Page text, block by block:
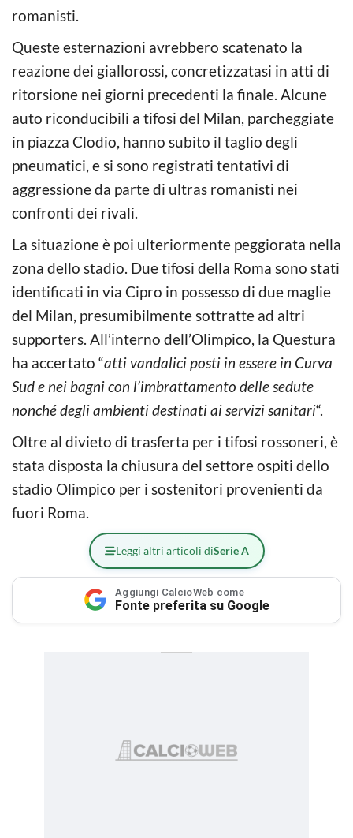
romanisti.
Queste esternazioni avrebbero scatenato la
reazione dei giallorossi, concretizzatasi in atti di
ritorsione nei giorni precedenti la finale. Alcune
auto riconducibili a tifosi del Milan, parcheggiate
in piazza Clodio, hanno subito il taglio degli
pneumatici, e si sono registrati tentativi di
aggressione da parte di ultras romanisti nei
confronti dei rivali.
La situazione è poi ulteriormente peggiorata nella
zona dello stadio. Due tifosi della Roma sono stati
identificati in via Cipro in possesso di due maglie
del Milan, presumibilmente sottratte ad altri
supporters. All’interno dell’Olimpico, la Questura
ha accertato “atti vandalici posti in essere in Curva
Sud e nei bagni con l’imbrattamento delle sedute
nonché degli ambienti destinati ai servizi sanitari“.
Oltre al divieto di trasferta per i tifosi rossoneri, è
stata disposta la chiusura del settore ospiti dello
stadio Olimpico per i sostenitori provenienti da
fuori Roma.
Leggi altri articoli diSerie A
Aggiungi CalcioWeb come
Fonte preferita su Google